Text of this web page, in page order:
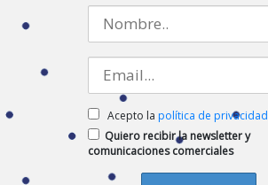
Acepto la política de privacidad
Quiero recibir la newsletter y
comunicaciones comerciales